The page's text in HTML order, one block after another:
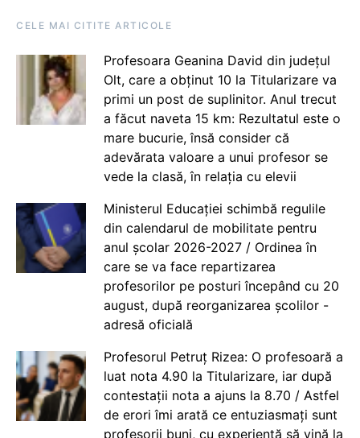
CELE MAI CITITE ARTICOLE
Profesoara Geanina David din județul
Olt, care a obținut 10 la Titularizare va
primi un post de suplinitor. Anul trecut
a făcut naveta 15 km: Rezultatul este o
mare bucurie, însă consider că
adevărata valoare a unui profesor se
vede la clasă, în relația cu elevii
Ministerul Educației schimbă regulile
din calendarul de mobilitate pentru
anul școlar 2026-2027 / Ordinea în
care se va face repartizarea
profesorilor pe posturi începând cu 20
august, după reorganizarea școlilor -
adresă oficială
Profesorul Petruț Rizea: O profesoară a
luat nota 4.90 la Titularizare, iar după
contestații nota a ajuns la 8.70 / Astfel
de erori îmi arată ce entuziasmați sunt
profesorii buni, cu experiență să vină la